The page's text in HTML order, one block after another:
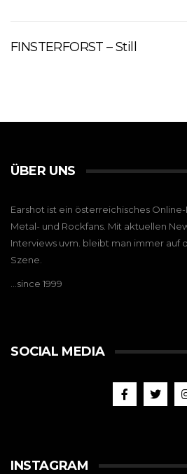
FINSTERFORST – Still
ÜBER UNS
Earshot ist ein österreichisches
Metal- und Rockfans. Mit aktuellen
Interviews uvm. bleibt man immer auf
Szene.
…since 1999
SOCIAL MEDIA
INSTAGRAM